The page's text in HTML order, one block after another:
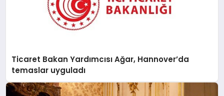
Ticaret Bakan Yardımcısı Ağar, Hannover’da
temaslar uyguladı